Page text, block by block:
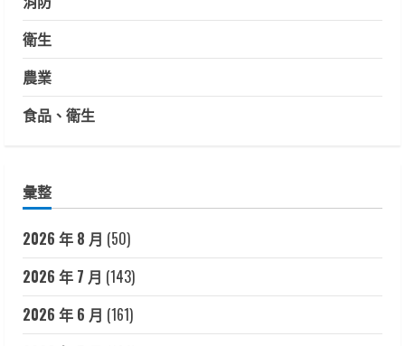
衛生
農業
食品、衛生
彙整
2026 年 8 月 (50)
2026 年 7 月 (143)
2026 年 6 月 (161)